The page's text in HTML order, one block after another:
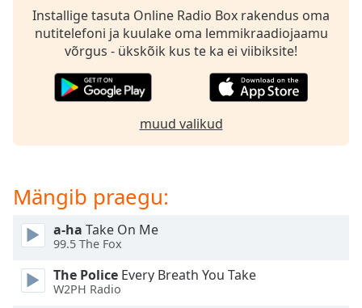
dialog
window.
window.
Text
Color
Installige tasuta Online Radio Box rakendus oma
nutitelefoni ja kuulake oma lemmikraadiojaamu
võrgus - ükskõik kus te ka ei viibiksite!
muud valikud
Mängib praegu:
a-ha Take On Me
99.5 The Fox
The Police Every Breath You Take
W2PH Radio